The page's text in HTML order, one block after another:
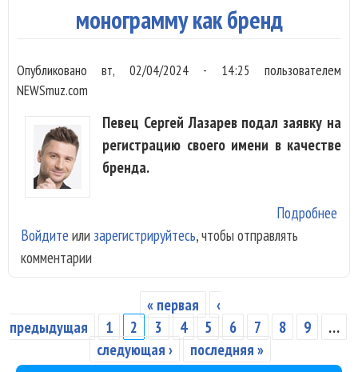
монограмму как бренд
Опубликовановт, 02/04/2024 - 14:25 пользователем
NEWSmuz.com
Певец Сергей Лазарев подал заявку на
регистрацию своего имени в качестве
бренда.
Подробнее
Войдите или зарегистрируйтесь, чтобы отправлять
комментарии
Страницы
« первая
‹
предыдущая
1 2 3 4 5 6 7 8 9
…
следующая ›
последняя »